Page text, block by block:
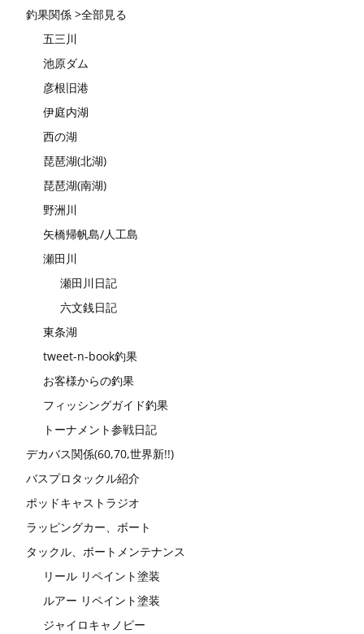
釣果関係 >全部見る
五三川
池原ダム
彦根旧港
伊庭内湖
西の湖
琵琶湖(北湖)
琵琶湖(南湖)
野洲川
矢橋帰帆島/人工島
瀬田川
瀬田川日記
六文銭日記
東条湖
tweet-n-book釣果
お客様からの釣果
フィッシングガイド釣果
トーナメント参戦日記
デカバス関係(60,70,世界新!!)
バスプロタックル紹介
ポッドキャストラジオ
ラッピングカー、ボート
タックル、ボートメンテナンス
リール リペイント塗装
ルアー リペイント塗装
ジャイロキャノピー